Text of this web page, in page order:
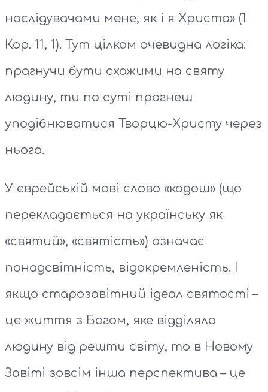
наслідувачами мене, як і я Христа» (1
Кор. 11, 1). Тут цілком очевидна логіка:
прагнучи бути схожими на святу
людину, ти по суті прагнеш
уподібнюватися Творцю-Христу через
нього.
У єврейській мові слово «кадош» (що
перекладається на українську як
«святий», «святість») означає
понадсвітність, відокремленість. І
якщо старозавітний ідеал святості –
це життя з Богом, яке відділяло
людину від решти світу, то в Новому
Завіті зовсім інша перспектива – це